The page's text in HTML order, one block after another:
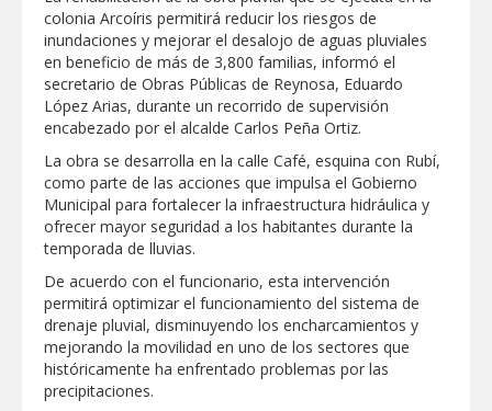
GOBIERNO MUNICIPAL ACERCA
SERVICIOS Y APOYOS A FAMILIAS CON
“PRESIDENCIA CERQUITA DE TI”
Impulsa STPS ferias del empleo para
jóvenes en tres regiones de Tamaulipas
Felicitó Carlos Peña Ortiz a más de 390
egresados de la Universidad Tecnológica
de Tamaulipas Norte
GOBIERNO DE CARMEN LILIA
CANTUROSAS INVIERTE EN
INFRAESTRUCTURA HÍDRICA PARA
GARANTIZAR UN MEJOR SERVICIO DE
AGUA POTABLE
Facilita DIF Tamaulipas trámite de
credencial y placas de circulación para
colonia Arcoíris permitirá reducir los riesgos de
inundaciones y mejorar el desalojo de aguas pluviales
en beneficio de más de 3,800 familias, informó el
secretario de Obras Públicas de Reynosa, Eduardo
López Arias, durante un recorrido de supervisión
encabezado por el alcalde Carlos Peña Ortiz.
La obra se desarrolla en la calle Café, esquina con Rubí,
como parte de las acciones que impulsa el Gobierno
Municipal para fortalecer la infraestructura hidráulica y
ofrecer mayor seguridad a los habitantes durante la
temporada de lluvias.
De acuerdo con el funcionario, esta intervención
permitirá optimizar el funcionamiento del sistema de
drenaje pluvial, disminuyendo los encharcamientos y
mejorando la movilidad en uno de los sectores que
históricamente ha enfrentado problemas por las
precipitaciones.